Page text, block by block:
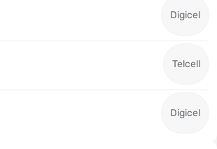
Digicel
Telcell
Digicel